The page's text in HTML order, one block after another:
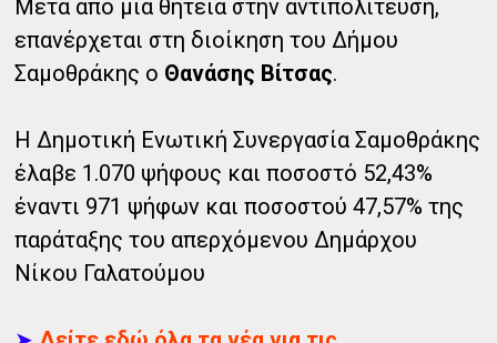
Μετά από μια θητεία στην αντιπολίτευση,
επανέρχεται στη διοίκηση του Δήμου
Σαμοθράκης ο Θανάσης Βίτσας.
Η Δημοτική Ενωτική Συνεργασία Σαμοθράκης
έλαβε 1.070 ψήφους και ποσοστό 52,43%
έναντι 971 ψήφων και ποσοστού 47,57% της
παράταξης του απερχόμενου Δημάρχου
Νίκου Γαλατούμου